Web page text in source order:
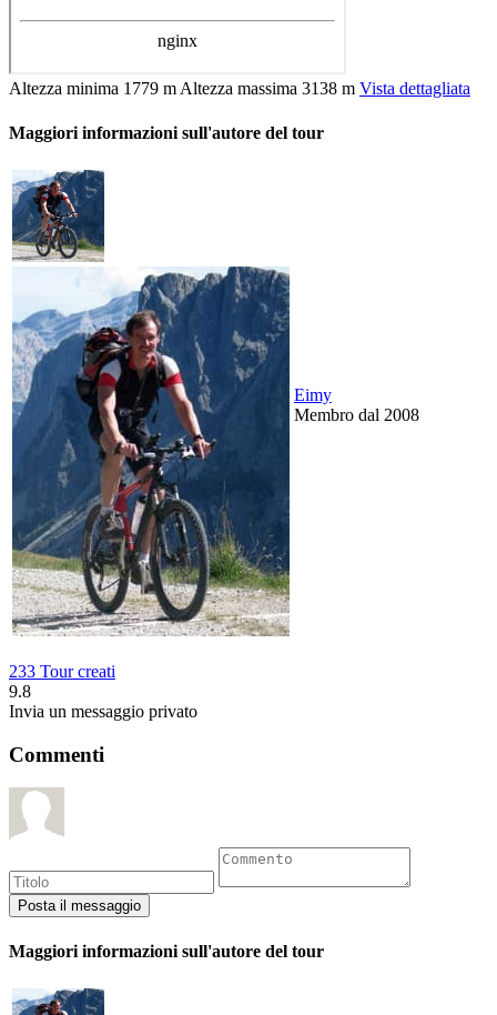
Altezza minima 1779 m Altezza massima 3138 m Vista dettagliata
Maggiori informazioni sull'autore del tour
Eimy
Membro dal 2008
233 Tour creati
9.8
Invia un messaggio privato
Commenti
Maggiori informazioni sull'autore del tour